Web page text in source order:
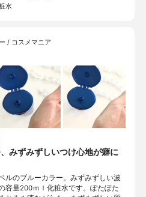
水
/ コスメマニア
みずみずしいつけ心地が癖に
ルのブルーカラー。みずみずしい波
容量200ｍｌ化粧水です。ぽたぽた